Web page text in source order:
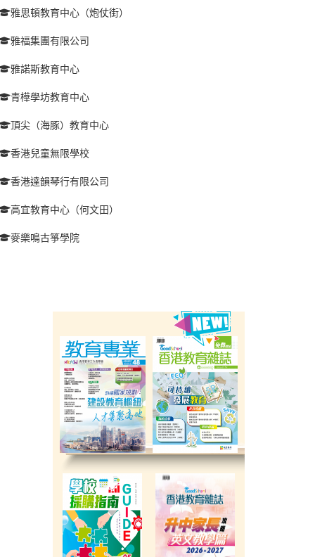
雅思頓教育中心（炮仗街）
雅福集團有限公司
雅諾斯教育中心
青樺學坊教育中心
頂尖（海豚）教育中心
香港兒童無限學校
香港達韻琴行有限公司
高宜教育中心（何文田）
麥樂鳴古箏學院